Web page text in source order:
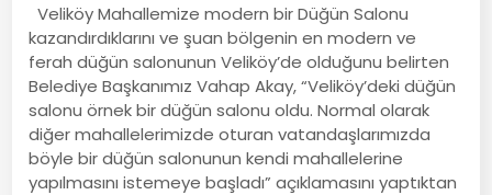
Veliköy Mahallemize modern bir Düğün Salonu
kazandırdıklarını ve şuan bölgenin en modern ve
ferah düğün salonunun Veliköy’de olduğunu belirten
Belediye Başkanımız Vahap Akay, “Veliköy’deki düğün
salonu örnek bir düğün salonu oldu. Normal olarak
diğer mahallelerimizde oturan vatandaşlarımızda
böyle bir düğün salonunun kendi mahallelerine
yapılmasını istemeye başladı” açıklamasını yaptıktan